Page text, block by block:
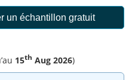
un échantillon gratuit
15th Aug 2026)